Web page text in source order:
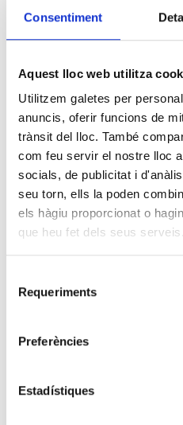
Consentiment
Aquest lloc web utilitza
Utilitzem galetes per
anuncis, oferir funcions de
trànsit del lloc. També
com feu servir el nostre lloc
socials, de publicitat i
seu torn, ells la poden
els hàgiu proporcionat o
que heu fet dels seus serveis.
Requeriments
Preferències
Estadístiques
DESCARREGAR ARXIU
DESCARREGAR ARXIU
SOL·LICITUD D'ACCÉS
DESCARREGAR ARXIU
FASE I ADMESOS
TREBALL DE TÈCNIC
DIAGNÒSTIC CLÍNIC
DESCARREGAR ARXIU
FASE II ADMESOS